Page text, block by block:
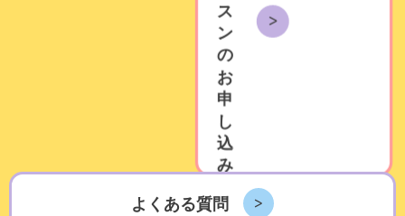
ス
ン
の
お
申
し
込
み
よくある質問